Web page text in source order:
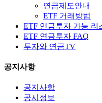
연금제도안내
ETF 거래방법
ETF 연금투자 가능 리
ETF 연금투자 FAQ
투자와 연금TV
공지사항
공지사항
공시정보